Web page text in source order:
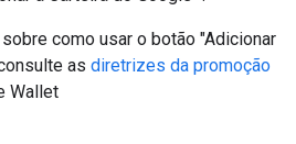
como usar o botão "Adicionar
as diretrizes da promoção
Wallet